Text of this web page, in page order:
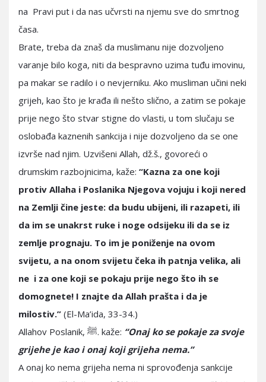
na Pravi put i da nas učvrsti na njemu sve do smrtnog
časa.
Brate, treba da znaš da muslimanu nije dozvoljeno
varanje bilo koga, niti da bespravno uzima tuđu imovinu,
pa makar se radilo i o nevjerniku. Ako musliman učini neki
grijeh, kao što je krađa ili nešto slično, a zatim se pokaje
prije nego što stvar stigne do vlasti, u tom slučaju se
oslobađa kaznenih sankcija i nije dozvoljeno da se one
izvrše nad njim. Uzvišeni Allah, dž.š., govoreći o
drumskim razbojnicima, kaže: “Kazna za one koji
protiv Allaha i Poslanika Njegova vojuju i koji nered
na Zemlji čine jeste: da budu ubijeni, ili razapeti, ili
da im se unakrst ruke i noge odsijeku ili da se iz
zemlje prognaju. To im je poniženje na ovom
svijetu, a na onom svijetu čeka ih patnja velika, ali
ne i za one koji se pokaju prije nego što ih se
domognete! I znajte da Allah prašta i da je
milostiv.” (El-Ma’ida, 33-34.)
Allahov Poslanik, ﷺ. kaže: “Onaj ko se pokaje za svoje
grijehe je kao i onaj koji grijeha nema.”
A onaj ko nema grijeha nema ni sprovođenja sankcije